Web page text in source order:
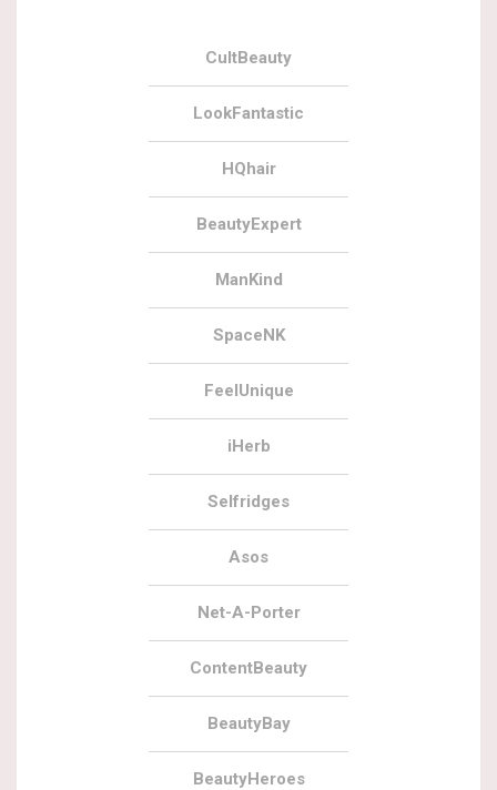
CultBeauty
LookFantastic
HQhair
BeautyExpert
ManKind
SpaceNK
FeelUnique
iHerb
Selfridges
Asos
Net-A-Porter
ContentBeauty
BeautyBay
BeautyHeroes